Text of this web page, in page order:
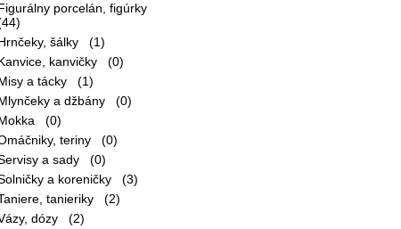
porcelán, figúrky
šálky (1)
kanvičky (0)
a tácky (1)
a džbány (0)
(0)
teriny (0)
a sady (0)
a koreničky (3)
tanieriky (2)
dózy (2)